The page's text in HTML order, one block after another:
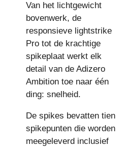
Van het lichtgewicht
bovenwerk, de
responsieve lightstrike
Pro tot de krachtige
spikeplaat werkt elk
detail van de Adizero
Ambition toe naar één
ding: snelheid.
De spikes bevatten tien
spikepunten die worden
meegeleverd inclusief